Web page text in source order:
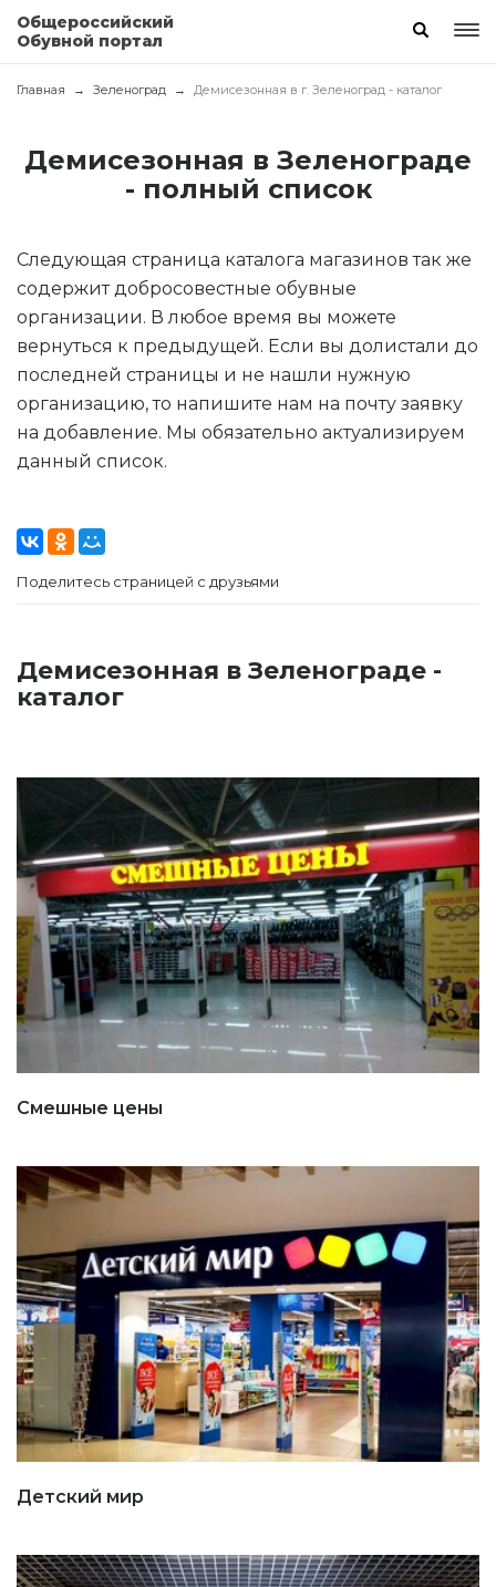
Общероссийский
Обувной портал
Главная Зеленоград Демисезонная в г. Зеленоград - каталог
Демисезонная в Зеленограде
- полный список
Следующая страница каталога магазинов так же
содержит добросовестные обувные
организации. В любое время вы можете
вернуться к предыдущей. Если вы долистали до
последней страницы и не нашли нужную
организацию, то напишите нам на почту заявку
на добавление. Мы обязательно актуализируем
данный список.
Поделитесь страницей с друзьями
Демисезонная в Зеленограде -
каталог
Смешные цены
Детский мир